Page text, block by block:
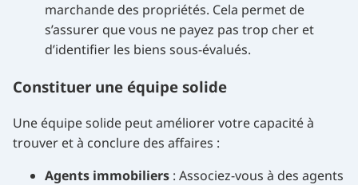
marchande des propriétés. Cela permet de
s’assurer que vous ne payez pas trop cher et
d’identifier les biens sous-évalués.
Constituer une équipe solide
Une équipe solide peut améliorer votre capacité à
trouver et à conclure des affaires :
Agents immobiliers : Associez-vous à des agents